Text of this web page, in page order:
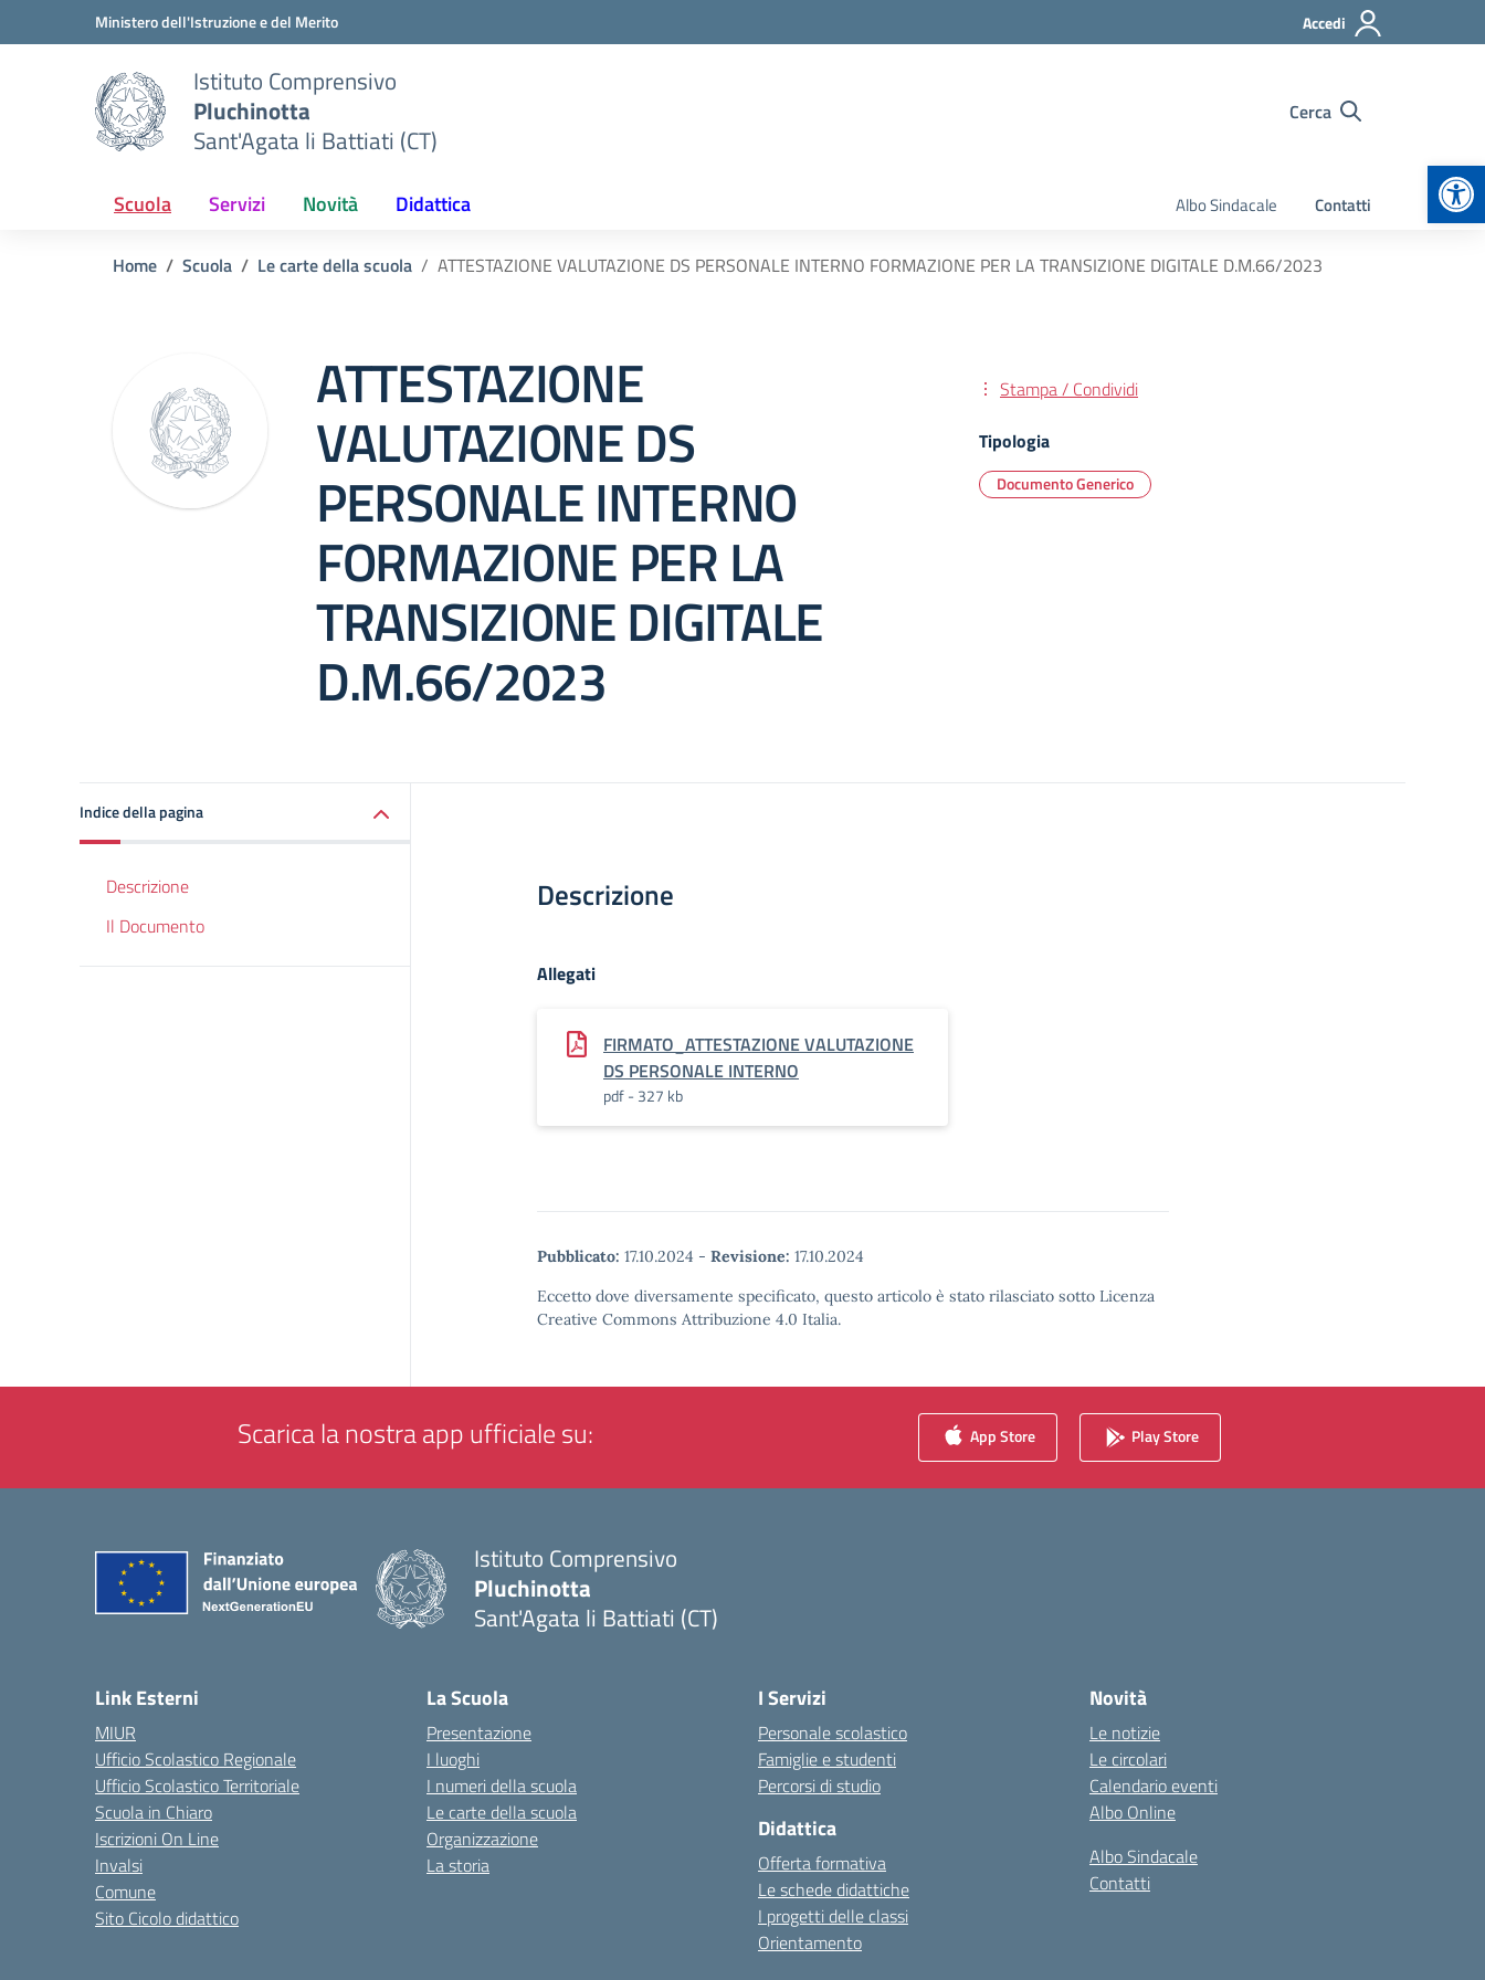
Vai ai contenuti
Vai al menu di navigazioneMinistero dell'Istruzione e del Merito Accedi
Istituto Comprensivo
Pluchinotta
Sant'Agata li Battiati (CT)
Cerca
Scuola Servizi Novità Didattica Albo Sindacale Contatti
Home Scuola Le carte della scuola ATTESTAZIONE VALUTAZIONE DS PERSONALE INTERNO FORMAZIONE PER LA TRANSIZIONE DIGITALE D.M.66/2023
ATTESTAZIONE
VALUTAZIONE DS
PERSONALE INTERNO
FORMAZIONE PER LA
TRANSIZIONE DIGITALE
D.M.66/2023
Stampa / Condividi
Tipologia
Documento Generico
Indice della pagina
Descrizione
Il Documento
Descrizione
Allegati
FIRMATO_ATTESTAZIONE VALUTAZIONE
DS PERSONALE INTERNO
pdf - 327 kb
Pubblicato: 17.10.2024 - Revisione: 17.10.2024
Eccetto dove diversamente specificato, questo articolo è stato rilasciato sotto Licenza
Creative Commons Attribuzione 4.0 Italia.
Scarica la nostra app ufficiale su: App Store Play Store
Istituto Comprensivo
Pluchinotta
Sant'Agata li Battiati (CT)
Link Esterni
MIUR
Ufficio Scolastico Regionale
Ufficio Scolastico Territoriale
Scuola in Chiaro
Iscrizioni On Line
Invalsi
Comune
Sito Cicolo didattico
La Scuola
Presentazione
I luoghi
I numeri della scuola
Le carte della scuola
Organizzazione
La storia
I Servizi
Personale scolastico
Famiglie e studenti
Percorsi di studio
Didattica
Offerta formativa
Le schede didattiche
I progetti delle classi
Orientamento
Novità
Le notizie
Le circolari
Calendario eventi
Albo Online
Albo Sindacale
Contatti